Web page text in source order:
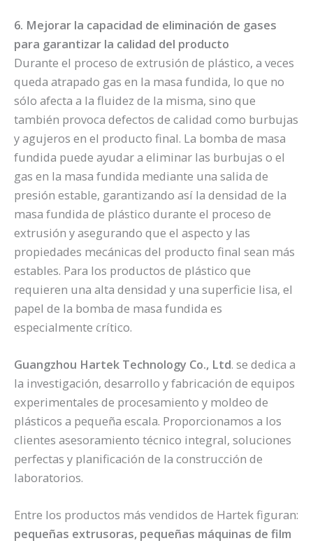
6. Mejorar la capacidad de eliminación de gases
para garantizar la calidad del producto
Durante el proceso de extrusión de plástico, a veces
queda atrapado gas en la masa fundida, lo que no
sólo afecta a la fluidez de la misma, sino que
también provoca defectos de calidad como burbujas
y agujeros en el producto final. La bomba de masa
fundida puede ayudar a eliminar las burbujas o el
gas en la masa fundida mediante una salida de
presión estable, garantizando así la densidad de la
masa fundida de plástico durante el proceso de
extrusión y asegurando que el aspecto y las
propiedades mecánicas del producto final sean más
estables. Para los productos de plástico que
requieren una alta densidad y una superficie lisa, el
papel de la bomba de masa fundida es
especialmente crítico.
Guangzhou Hartek Technology Co., Ltd. se dedica a
la investigación, desarrollo y fabricación de equipos
experimentales de procesamiento y moldeo de
plásticos a pequeña escala. Proporcionamos a los
clientes asesoramiento técnico integral, soluciones
perfectas y planificación de la construcción de
laboratorios.
Entre los productos más vendidos de Hartek figuran:
pequeñas extrusoras, pequeñas máquinas de film